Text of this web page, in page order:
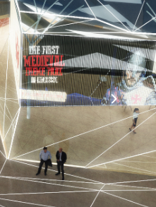
ПАРТНЕРЫ
PLOTCAPACITY
КОНТАКТЫ
En